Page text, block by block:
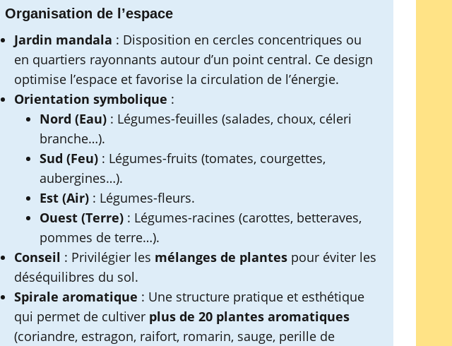
Organisation de l’espace
Jardin mandala : Disposition en cercles concentriques ou
en quartiers rayonnants autour d’un point central. Ce design
optimise l’espace et favorise la circulation de l’énergie.
Orientation symbolique :
Nord (Eau) : Légumes-feuilles (salades, choux, céleri
branche…).
Sud (Feu) : Légumes-fruits (tomates, courgettes,
aubergines…).
Est (Air) : Légumes-fleurs.
Ouest (Terre) : Légumes-racines (carottes, betteraves,
pommes de terre…).
Conseil : Privilégier les mélanges de plantes pour éviter les
déséquilibres du sol.
Spirale aromatique : Une structure pratique et esthétique
qui permet de cultiver plus de 20 plantes aromatiques
(coriandre, estragon, raifort, romarin, sauge, perille de